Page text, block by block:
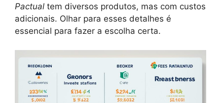
Pactual tem diversos produtos, mas com custos
adicionais. Olhar para esses detalhes é
essencial para fazer a escolha certa.